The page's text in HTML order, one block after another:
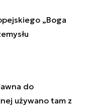
„Boga
do
używano tam z